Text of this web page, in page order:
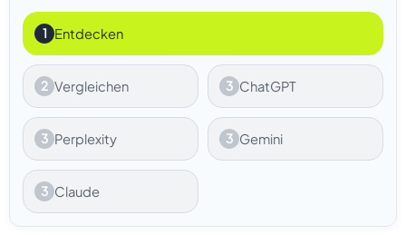
1 Entdecken
2 Vergleichen 3 ChatGPT
3 Perplexity 3 Gemini
3 Claude